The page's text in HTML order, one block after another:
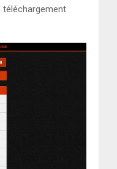
téléchargement